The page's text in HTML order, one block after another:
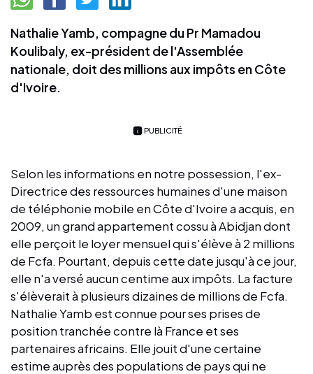
Nathalie Yamb, compagne du Pr Mamadou
Koulibaly, ex-président de l'Assemblée
nationale, doit des millions aux impôts en Côte
d'Ivoire.
PUBLICITÉ
Selon les informations en notre possession, l'ex-
Directrice des ressources humaines d'une maison
de téléphonie mobile en Côte d'Ivoire a acquis, en
2009, un grand appartement cossu à Abidjan dont
elle perçoit le loyer mensuel qui s'élève à 2 millions
de Fcfa. Pourtant, depuis cette date jusqu'à ce jour,
elle n'a versé aucun centime aux impôts. La facture
s'élèverait à plusieurs dizaines de millions de Fcfa.
Nathalie Yamb est connue pour ses prises de
position tranchée contre là France et ses
partenaires africains. Elle jouit d'une certaine
estime auprès des populations de pays qui ne